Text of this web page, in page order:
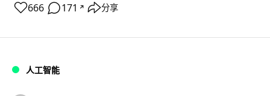
666 171 ↗ 分享
人工智能